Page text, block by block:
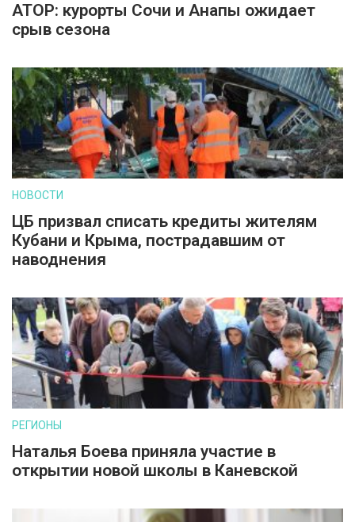
АТОР: курорты Сочи и Анапы ожидает
срыв сезона
НОВОСТИ
ЦБ призвал списать кредиты жителям
Кубани и Крыма, пострадавшим от
наводнения
РЕГИОНЫ
Наталья Боева приняла участие в
открытии новой школы в Каневской